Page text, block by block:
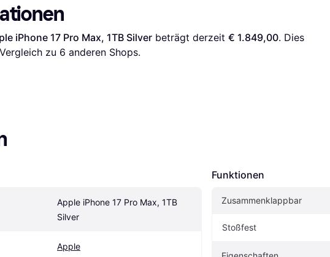
iPhone 17 Pro Max, 1TB Silver beträgt derzeit € 1.849,00. Dies
zu 6 anderen Shops.
Apple iPhone 17 Pro Max, 1TB
Silver
Apple
Funktionen
Zusammenklappbar
Stoßfest